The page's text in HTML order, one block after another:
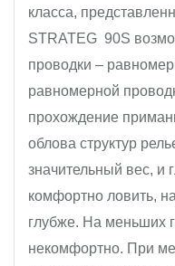
класса,
STRATEG 90S
проводки –
равномерной
прохождение
облова структур
значительный вес, и
комфортно ловить,
глубже. На меньших
некомфортно. При